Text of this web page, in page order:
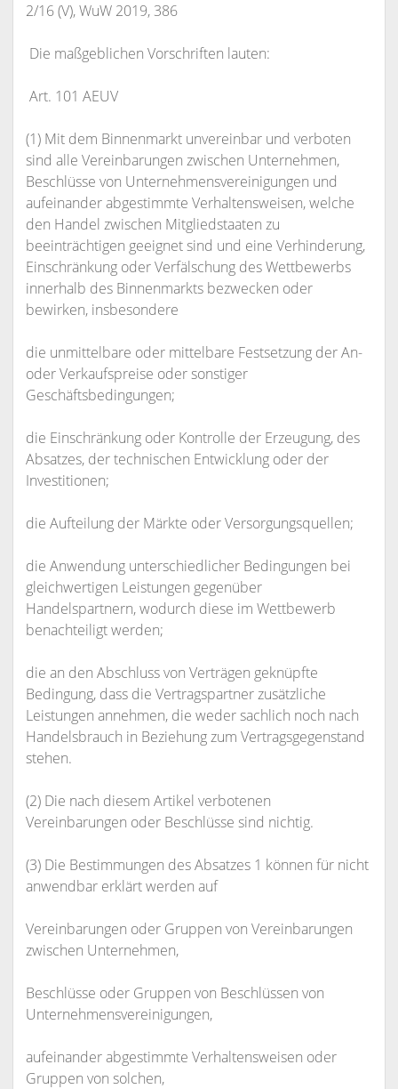
2/16 (V), WuW 2019, 386
Die maßgeblichen Vorschriften lauten:
Art. 101 AEUV
(1) Mit dem Binnenmarkt unvereinbar und verboten
sind alle Vereinbarungen zwischen Unternehmen,
Beschlüsse von Unternehmensvereinigungen und
aufeinander abgestimmte Verhaltensweisen, welche
den Handel zwischen Mitgliedstaaten zu
beeinträchtigen geeignet sind und eine Verhinderung,
Einschränkung oder Verfälschung des Wettbewerbs
innerhalb des Binnenmarkts bezwecken oder
bewirken, insbesondere
die unmittelbare oder mittelbare Festsetzung der An-
oder Verkaufspreise oder sonstiger
Geschäftsbedingungen;
die Einschränkung oder Kontrolle der Erzeugung, des
Absatzes, der technischen Entwicklung oder der
Investitionen;
die Aufteilung der Märkte oder Versorgungsquellen;
die Anwendung unterschiedlicher Bedingungen bei
gleichwertigen Leistungen gegenüber
Handelspartnern, wodurch diese im Wettbewerb
benachteiligt werden;
die an den Abschluss von Verträgen geknüpfte
Bedingung, dass die Vertragspartner zusätzliche
Leistungen annehmen, die weder sachlich noch nach
Handelsbrauch in Beziehung zum Vertragsgegenstand
stehen.
(2) Die nach diesem Artikel verbotenen
Vereinbarungen oder Beschlüsse sind nichtig.
(3) Die Bestimmungen des Absatzes 1 können für nicht
anwendbar erklärt werden auf
Vereinbarungen oder Gruppen von Vereinbarungen
zwischen Unternehmen,
Beschlüsse oder Gruppen von Beschlüssen von
Unternehmensvereinigungen,
aufeinander abgestimmte Verhaltensweisen oder
Gruppen von solchen,